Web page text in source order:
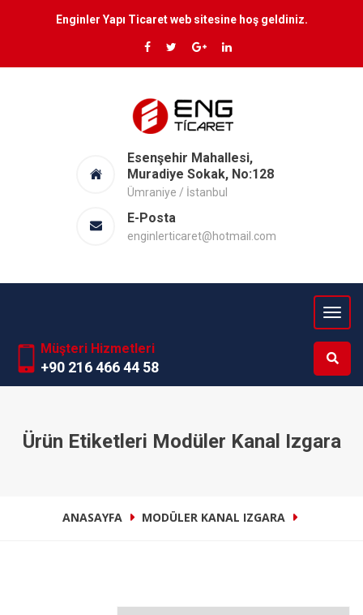
Enginler Yapı Ticaret web sitesine hoş geldiniz.
Esenşehir Mahallesi,
Muradiye Sokak, No:128
Ümraniye / İstanbul
E-Posta
enginlerticaret@hotmail.com
Müşteri Hizmetleri
+90 216 466 44 58
Ürün Etiketleri Modüler Kanal Izgara
ANASAYFA MODÜLER KANAL IZGARA